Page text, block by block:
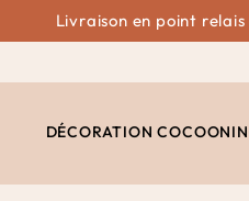
Livraison en point
DÉCORATION